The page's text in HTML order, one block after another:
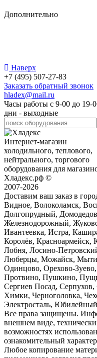
Дополнительно
Наверх
+7 (495) 507-27-83
Заказать обратный звонок
hladex@mail.ru
Часы работы с 9-00 до 19-
дни - выходные
Интернет-магазин
холодильного, теплового,
нейтрального, торгового
оборудования для
Хладекс.рф ©
2007-2026
Доставим ваш заказ в
Видное, Волоколамск,
Долгопрудный,
Железнодорожный,
Ивантеевка, Истра,
Королёв, Красноармейск,
Лобня, Лосино-
Люберцы, Можайск,
Одинцово, Орехово-
Протвино, Пушкино,
Сергиев Посад,
Химки, Черноголовка,
Электросталь, Юбилейный
Все права защищены.
внешнем виде,
возможностях
ознакомительный
Любое копирование